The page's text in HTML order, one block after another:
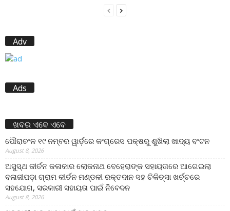
Adv
Ads
ଖବର ଏବେ ଏବେ
ପୌରାଚଂଳ ୧୯ ନମ୍ବର ୱାର୍ଡ଼ରେ କଂଗ୍ରେସ ପକ୍ଷରୁ ଶୁଖିଲା ଖାଦ୍ୟ ବଂଟନ
August 8, 2026
ଅସୁସ୍ଥ କୀର୍ତନ କଳାକାର ଲୋକନାଥ ବେହେରାଙ୍କ ସହାୟତାରେ ଆଗେଇଲା
ବଳାଜୀପଡ଼ା ଗ୍ରାମ କୀର୍ତନ ମଣ୍ଡଳୀ ରକ୍ତଦାନ ସହ ଚିକିତ୍ସା ଖର୍ଚ୍ଚରେ
ସହଯୋଗ, ସରକାରୀ ସହାୟତା ପାଇଁ ନିବେଦନ
August 8, 2026